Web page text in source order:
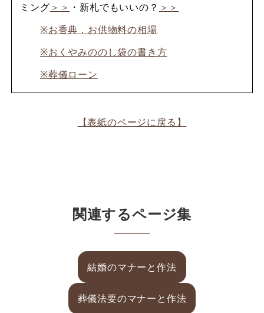
ミング ＞＞ ・新札でもいいの？ ＞＞
※お香典．お供物料の相場
※おくやみののし袋の書き方
※葬儀ローン
【表紙のページに戻る】
関連するページ集
結婚のマナーと作法
葬儀法要のマナーと作法